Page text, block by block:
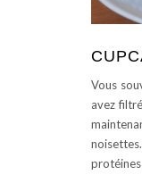
Vous
avez